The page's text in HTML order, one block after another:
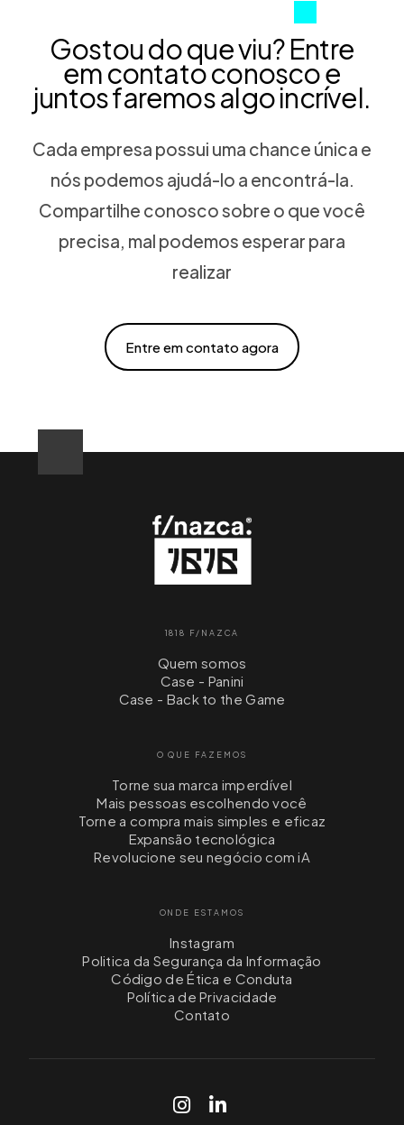
Gostoudoqueviu?Entre
emcontatoconoscoe
juntosfaremosalgoincrível.
Cada empresa possui uma chance única e
nós podemos ajudá-lo a encontrá-la.
Compartilhe conosco sobre o que você
precisa, mal podemos esperar para
realizar
Entre em contato agora
1818 F/NAZCA
Quem somos
Case - Panini
Case - Back to the Game
O QUE FAZEMOS
Torne sua marca imperdível
Mais pessoas escolhendo você
Torne a compra mais simples e eficaz
Expansão tecnológica
Revolucione seu negócio com iA
ONDE ESTAMOS
Instagram
Politica da Segurança da Informação
Código de Ética e Conduta
Política de Privacidade
Contato
login